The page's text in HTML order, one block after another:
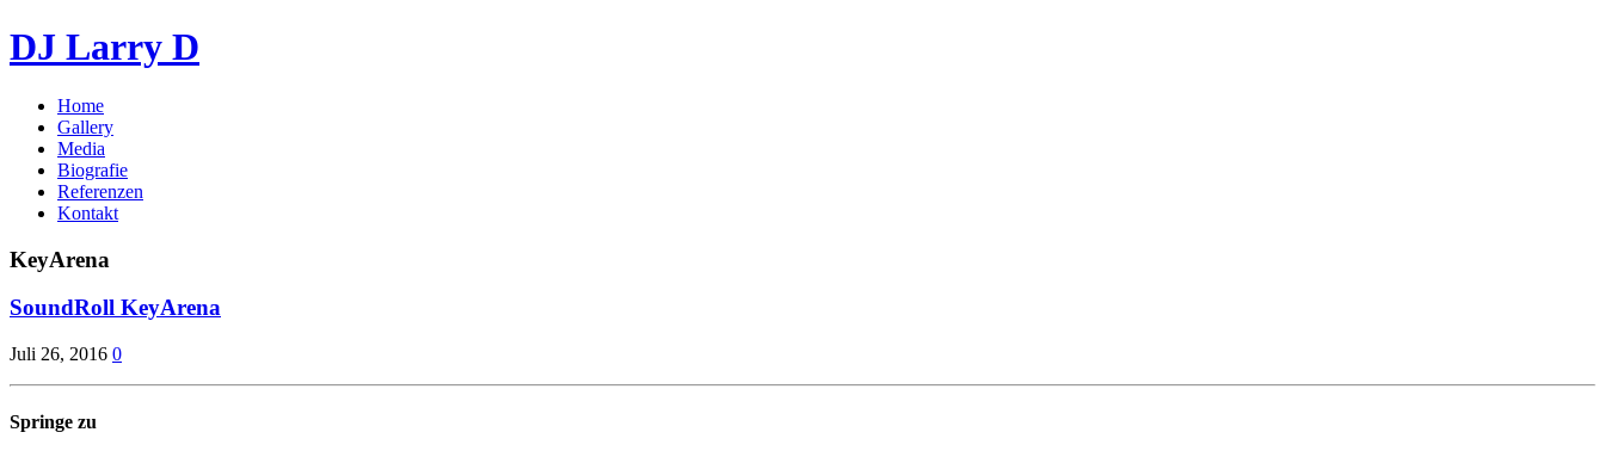
DJ Larry D
Home
Gallery
Media
Biografie
Referenzen
Kontakt
KeyArena
SoundRoll KeyArena
Juli 26, 2016 0
Springe zu